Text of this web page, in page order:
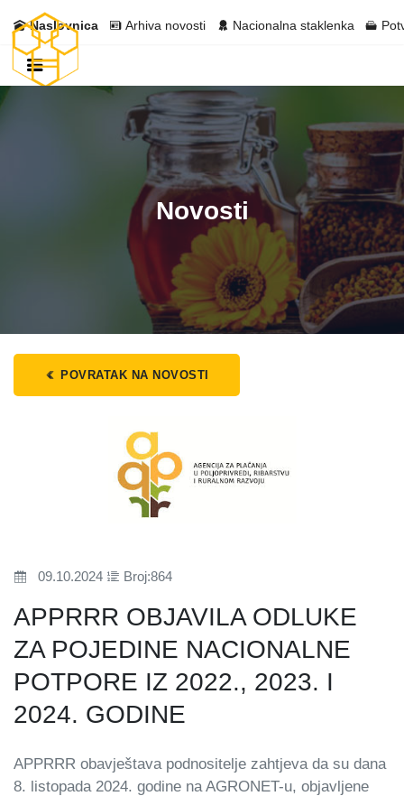
Naslovnica Arhiva novosti Nacionalna staklenka
Novosti
POVRATAK NA NOVOSTI
09.10.2024 Broj:864
APPRRR OBJAVILA ODLUKE
ZA POJEDINE NACIONALNE
POTPORE IZ 2022., 2023. I
2024. GODINE
APPRRR obavještava podnositelje zahtjeva da su dana
8. listopada 2024. godine na AGRONET-u, objavljene